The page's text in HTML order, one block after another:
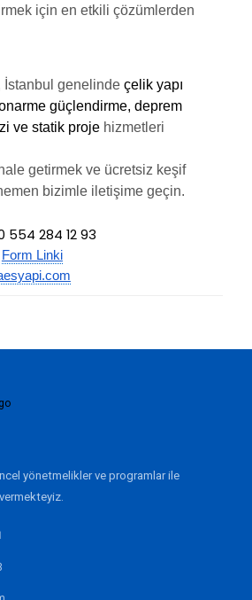
için en etkili çözümlerden
İstanbul genelinde çelik yapı
güçlendirme, deprem
ve statik projehizmetleri
hale getirmek ve ücretsiz keşif
bizimle iletişime geçin.
554 284 12 93
Form Linki
yönetmelikler ve programlar ile